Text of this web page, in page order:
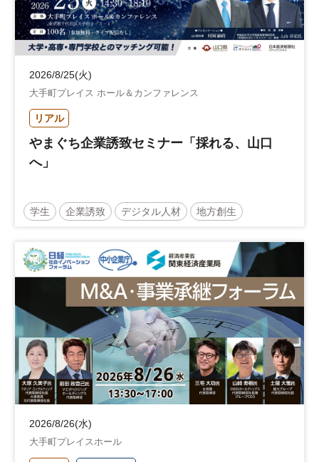
2026/8/25(火)
大手町プレイス ホール＆カンファレンス
リアル
やまぐち企業誘致セミナー「採れる、山口
へ」
学生 企業誘致 デジタル人材 地方創生
地域活性化 自治体
2026/8/26(水)
大手町プレイスホール